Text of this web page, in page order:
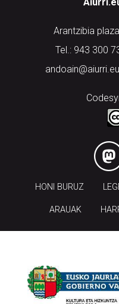
Arantzibia
Tel.: 943 300
HONI BURUZ
ARAUAK